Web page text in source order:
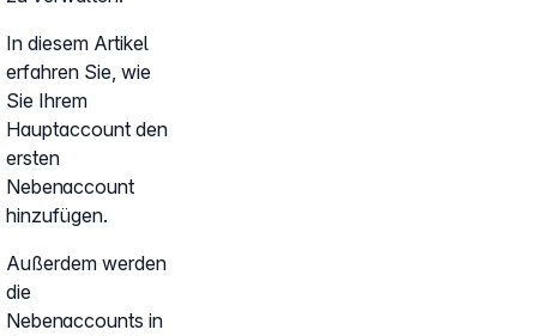
In diesem Artikel
erfahren Sie, wie
Sie Ihrem
Hauptaccount den
ersten
Nebenaccount
hinzufügen.
Außerdem werden
die
Nebenaccounts in